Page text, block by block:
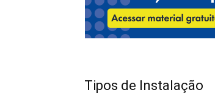
Tipos de Instalação